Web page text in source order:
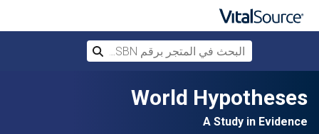
World Hypotheses
A Study in Evidence